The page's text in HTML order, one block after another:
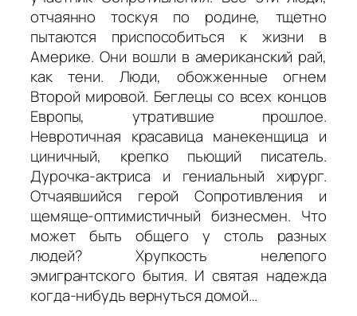
отчаянно тоскуя по родине, тщетно
пытаются приспособиться к жизни в
Америке. Они вошли в американский рай,
как тени. Люди, обожженные огнем
Второй мировой. Беглецы со всех концов
Европы, утратившие прошлое.
Невротичная красавица манекенщица и
циничный, крепко пьющий писатель.
Дурочка-актриса и гениальный хирург.
Отчаявшийся герой Сопротивления и
щемяще-оптимистичный бизнесмен. Что
может быть общего у столь разных
людей? Хрупкость нелепого
эмигрантского бытия. И святая надежда
когда-нибудь вернуться домой…